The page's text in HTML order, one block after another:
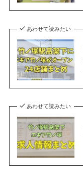
あわせて読みたい
あわせて読みたい